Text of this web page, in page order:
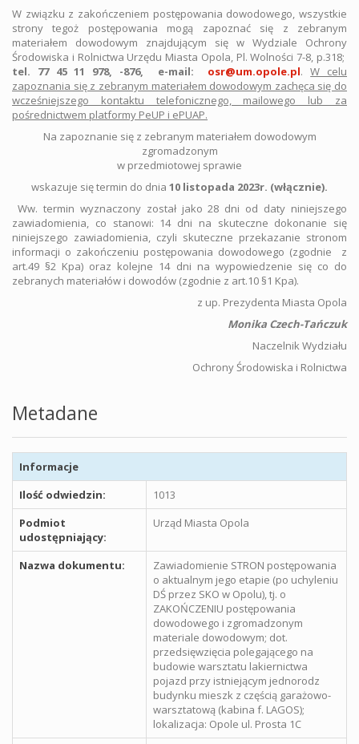
W związku z zakończeniem postępowania dowodowego, wszystkie
strony tegoż postępowania mogą zapoznać się z zebranym
materiałem dowodowym znajdującym się w Wydziale Ochrony
Środowiska i Rolnictwa Urzędu Miasta Opola, Pl. Wolności 7-8, p.318;
tel. 77 45 11 978, -876, e-mail: osr@um.opole.pl.W celu
zapoznania się z zebranym materiałem dowodowym zachęca się do
wcześniejszego kontaktu telefonicznego, mailowego lub za
pośrednictwem platformy PeUP i ePUAP.
Na zapoznanie się z zebranym materiałem dowodowym
zgromadzonym
w przedmiotowej sprawie
wskazuje się termin do dnia 10 listopada 2023r. (włącznie).
Ww. termin wyznaczony został jako 28 dni od daty niniejszego
zawiadomienia, co stanowi: 14 dni na skuteczne dokonanie się
niniejszego zawiadomienia, czyli skuteczne przekazanie stronom
informacji o zakończeniu postępowania dowodowego (zgodnie z
art.49 §2 Kpa) oraz kolejne 14 dni na wypowiedzenie się co do
zebranych materiałów i dowodów (zgodnie z art.10 §1 Kpa).
z up. Prezydenta Miasta Opola
Monika Czech-Tańczuk
Naczelnik Wydziału
Ochrony Środowiska i Rolnictwa
Metadane
Informacje
Ilość odwiedzin:
1013
Podmiot
udostępniający:
Urząd Miasta Opola
Nazwa dokumentu:
Zawiadomienie STRON postępowania
o aktualnym jego etapie (po uchyleniu
DŚ przez SKO w Opolu), tj. o
ZAKOŃCZENIU postępowania
dowodowego i zgromadzonym
materiale dowodowym; dot.
przedsięwzięcia polegającego na
budowie warsztatu lakiernictwa
pojazd przy istniejącym jednorodz
budynku mieszk z częścią garażowo-
warsztatową (kabina f. LAGOS);
lokalizacja: Opole ul. Prosta 1C